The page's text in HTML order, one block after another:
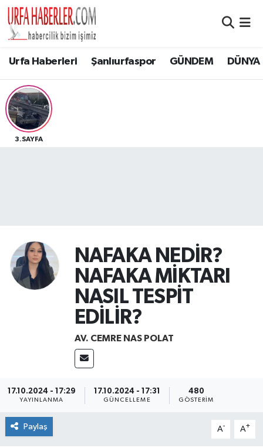
Urfa Haberleri Şanlıurfaspor GÜNDEM DÜNYA
3.SAYFA
NAFAKA NEDİR?
NAFAKA MİKTARI
NASIL TESPİT
EDİLİR?
AV. CEMRE NAS POLAT
17.10.2024 - 17:29
YAYINLANMA
17.10.2024 - 17:31
GÜNCELLEME
480
GÖSTERIM
Paylaş A- A+
Şanlıurfa Nöbetçi Eczaneler
Şanlıurfa Namaz Vakitleri
Şanlıurfa Trafik Yoğunluk Haritası
Haber Arşivi